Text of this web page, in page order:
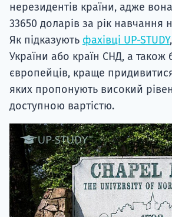
нерезидентів країни, адже
33650 доларів за рік навчання
Як підказують фахівці UP-STUDY
України або країн СНД, а також
європейців, краще
яких пропонують високий
доступною вартістю.